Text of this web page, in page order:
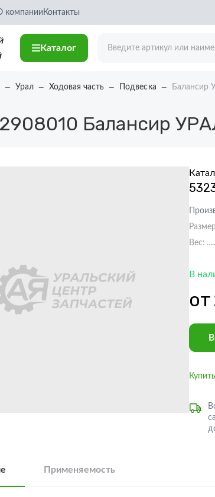
компании Контакты
Каталог
Урал Ходовая часть Подвеска Балансир
Балансир
Вес:
В
от
Применяемость